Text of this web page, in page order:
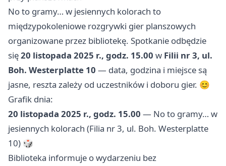
No to gramy… w jesiennych kolorach to
międzypokoleniowe rozgrywki gier planszowych
organizowane przez bibliotekę. Spotkanie odbędzie
się20 listopada 2025 r., godz. 15.00 w Filii nr 3, ul.
Boh. Westerplatte 10 — data, godzina i miejsce są
jasne, reszta zależy od uczestników i doboru gier. 😊
Grafik dnia:
20 listopada 2025 r., godz. 15.00 — No to gramy… w
jesiennych kolorach (Filiа nr 3, ul. Boh. Westerplatte
10) 🎲
Biblioteka informuje o wydarzeniu bez